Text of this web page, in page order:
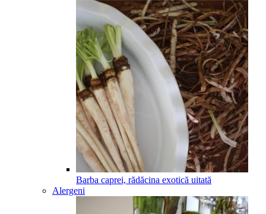
Barba caprei, rădăcina exotică uitată
Alergeni